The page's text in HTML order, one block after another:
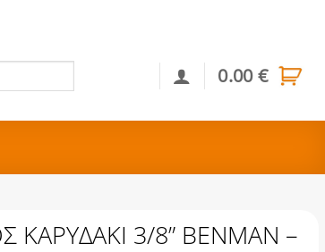
0.00€
3/8” BENMAN –